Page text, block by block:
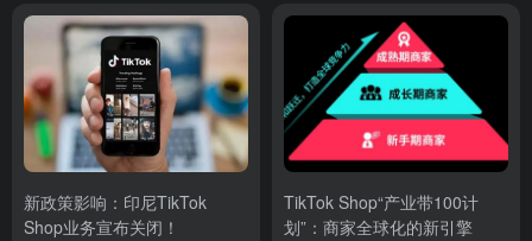
新政策影响：印尼TikTok
Shop业务宣布关闭！
TikTok Shop“产业带100计
划”：商家全球化的新引擎